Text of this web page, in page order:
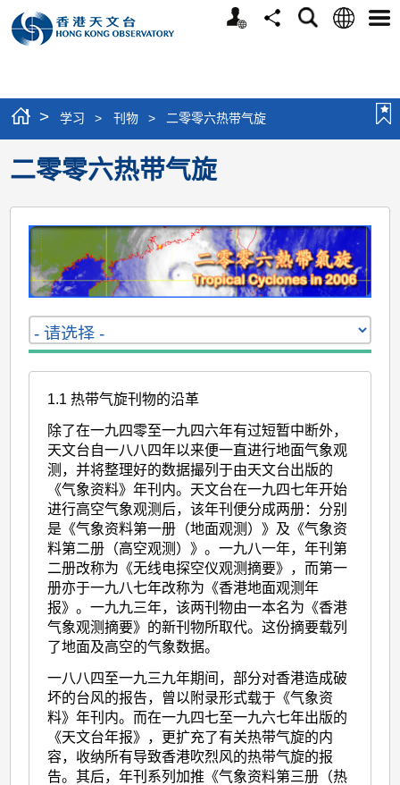
个
分
搜
语
选
> 学习 > 刊物 > 二零零六热带气旋
二零零六热带气旋
1.1 热带气旋刊物的沿革
除了在一九四零至一九四六年有过短暂中断外，
天文台自一八八四年以来便一直进行地面气象观
测，并将整理好的数据撮列于由天文台出版的
《气象资料》年刊内。天文台在一九四七年开始
进行高空气象观测后，该年刊便分成两册：分别
是《气象资料第一册（地面观测）》及《气象资
料第二册（高空观测）》。一九八一年，年刊第
二册改称为《无线电探空仪观测摘要》，而第一
册亦于一九八七年改称为《香港地面观测年
报》。一九九三年，该两刊物由一本名为《香港
气象观测摘要》的新刊物所取代。这份摘要载列
了地面及高空的气象数据。
一八八四至一九三九年期间，部分对香港造成破
坏的台风的报告，曾以附录形式载于《气象资
料》年刊内。而在一九四七至一九六七年出版的
《天文台年报》，更扩充了有关热带气旋的内
容，收纳所有导致香港吹烈风的热带气旋的报
告。其后，年刊系列加推《气象资料第三册（热